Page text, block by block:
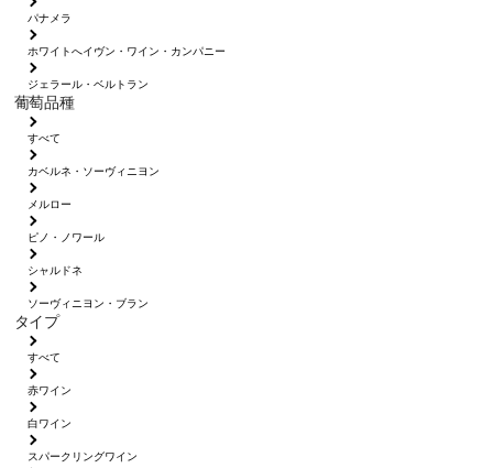
パナメラ
ホワイトへイヴン・ワイン・カンパニー
ジェラール・ベルトラン
葡萄品種
すべて
カベルネ・ソーヴィニヨン
メルロー
ピノ・ノワール
シャルドネ
ソーヴィニヨン・ブラン
タイプ
すべて
赤ワイン
白ワイン
スパークリングワイン